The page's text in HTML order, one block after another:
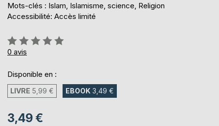
Mots-clés : Islam, Islamisme, science, Religion
Accessibilité: Accès limité
Évaluation:
0%
0 avis
Disponible en :
LIVRE 5,99 € EBOOK 3,49 €
3,49 €